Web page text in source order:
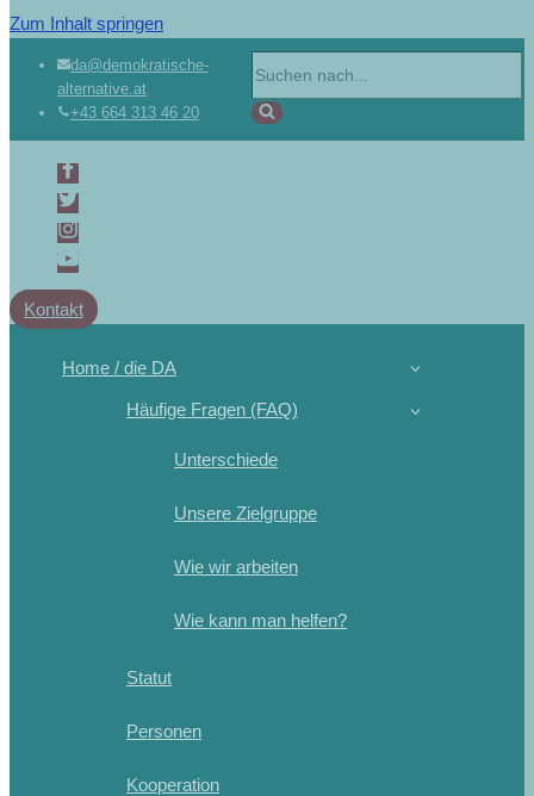
Zum Inhalt springen
da@demokratische-
alternative.at
+43 664 313 46 20
Kontakt
Home / die DA
Häufige Fragen (FAQ)
Unterschiede
Unsere Zielgruppe
Wie wir arbeiten
Wie kann man helfen?
Statut
Personen
Kooperation